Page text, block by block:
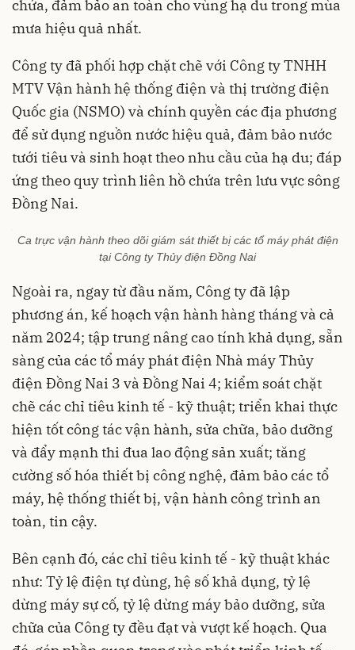
chứa, đảm bảo an toàn cho vùng hạ du trong mùa
mưa hiệu quả nhất.
Công ty đã phối hợp chặt chẽ với Công ty TNHH
MTV Vận hành hệ thống điện và thị trường điện
Quốc gia (NSMO) và chính quyền các địa phương
để sử dụng nguồn nước hiệu quả, đảm bảo nước
tưới tiêu và sinh hoạt theo nhu cầu của hạ du; đáp
ứng theo quy trình liên hồ chứa trên lưu vực sông
Đồng Nai.
Ca trực vận hành theo dõi giám sát thiết bị các tổ máy phát điện
tại Công ty Thủy điện Đồng Nai
Ngoài ra, ngay từ đầu năm, Công ty đã lập
phương án, kế hoạch vận hành hàng tháng và cả
năm 2024; tập trung nâng cao tính khả dụng, sẵn
sàng của các tổ máy phát điện Nhà máy Thủy
điện Đồng Nai 3 và Đồng Nai 4; kiểm soát chặt
chẽ các chỉ tiêu kinh tế - kỹ thuật; triển khai thực
hiện tốt công tác vận hành, sửa chữa, bảo dưỡng
và đẩy mạnh thi đua lao động sản xuất; tăng
cường số hóa thiết bị công nghệ, đảm bảo các tổ
máy, hệ thống thiết bị, vận hành công trình an
toàn, tin cậy.
Bên cạnh đó, các chỉ tiêu kinh tế - kỹ thuật khác
như: Tỷ lệ điện tự dùng, hệ số khả dụng, tỷ lệ
dừng máy sự cố, tỷ lệ dừng máy bảo dưỡng, sửa
chữa của Công ty đều đạt và vượt kế hoạch. Qua